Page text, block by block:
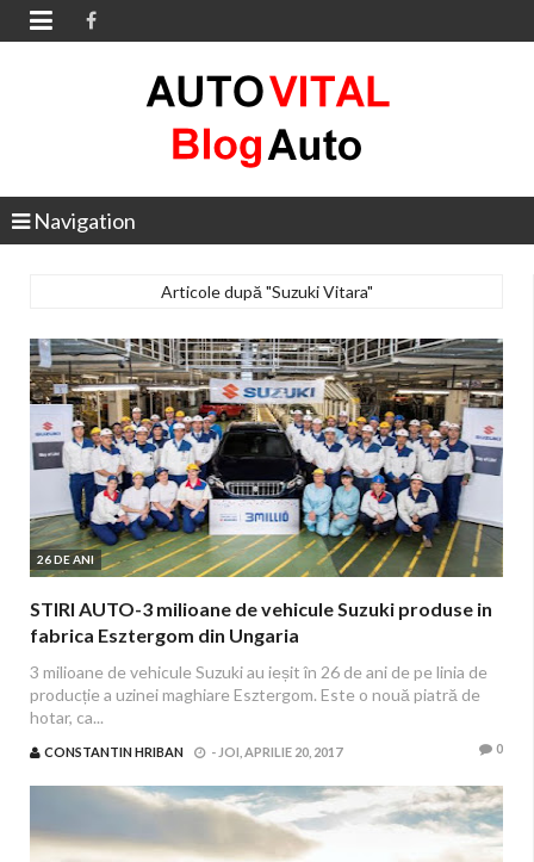

Navigation
Articole după "Suzuki Vitara"
26 DE ANI
STIRI AUTO-3 milioane de vehicule Suzuki produse in
fabrica Esztergom din Ungaria
3 milioane de vehicule Suzuki au ieșit în 26 de ani de pe linia de
producție a uzinei maghiare Esztergom. Este o nouă piatră de
hotar, ca...
CONSTANTIN HRIBAN - JOI, APRILIE 20, 2017 0